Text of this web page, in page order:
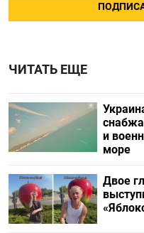
ЧИТАТЬ ЕЩЕ
и
море
Двое